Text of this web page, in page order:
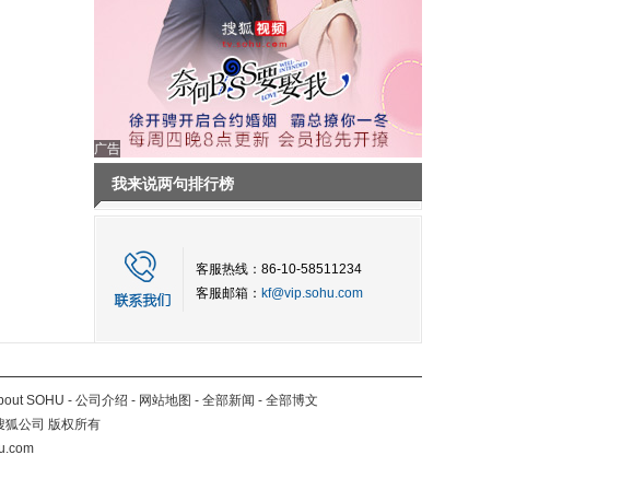
广告
我来说两句排行榜
客服热线：86-10-58511234
客服邮箱： kf@vip.sohu.com
SOHU - 公司介绍 - 网站地图 - 全部新闻 - 全部博文
公司 版权所有